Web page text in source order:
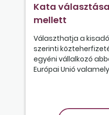
Kata
mellett
Választhatja a
szerinti
egyéni vállalkozó
Európai Unió